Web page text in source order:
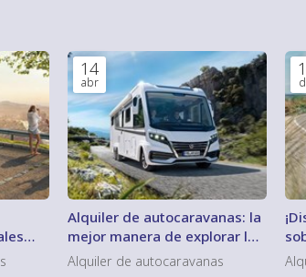
14
abr
Alquiler de autocaravanas: la
mejor manera de explorar los
paisajes únicos de Galicia
Alquiler de autocaravanas